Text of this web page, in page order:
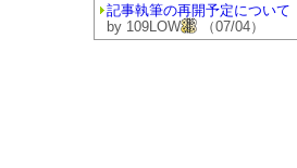
記事執筆の再開予定について
by 109LOW
（07/04）